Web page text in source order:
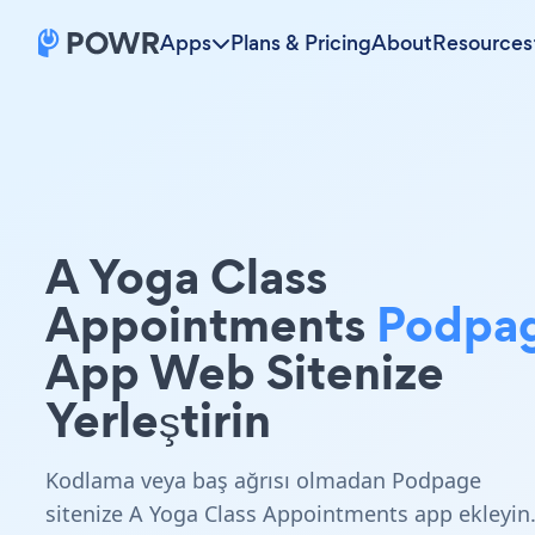
Apps Plans & PricingAboutResources
A Yoga Class
Appointments
App Web Sitenize
Yerleştirin
Kodlama veya baş ağrısı olmadan Podpage
sitenize A Yoga Class Appointments app ekleyin.